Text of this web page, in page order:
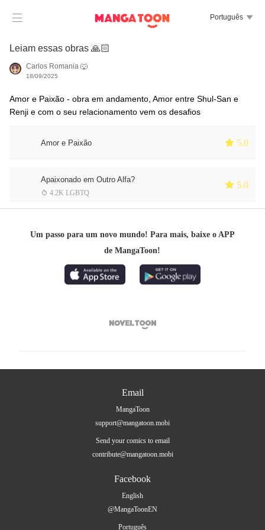
 Português 
Leiam essas obras 🙏🏻
Carlos Romania 🐺
18/09/2025
Amor e Paixão - obra em andamento, Amor entre Shul-San e
Renji e com o seu relacionamento vem os desafios
Amor e Paixão  5.0
Apaixonado em Outro Alfa?
 4.2K LGBTQ
 5.0
Um passo para um novo mundo! Para mais, baixe o APP
de MangaToon!

Email
MangaToon
support@mangatoon.mobi
Send your comics to email
contribute@mangatoon.mobi
Facebook
English
@MangaToonEN
Português